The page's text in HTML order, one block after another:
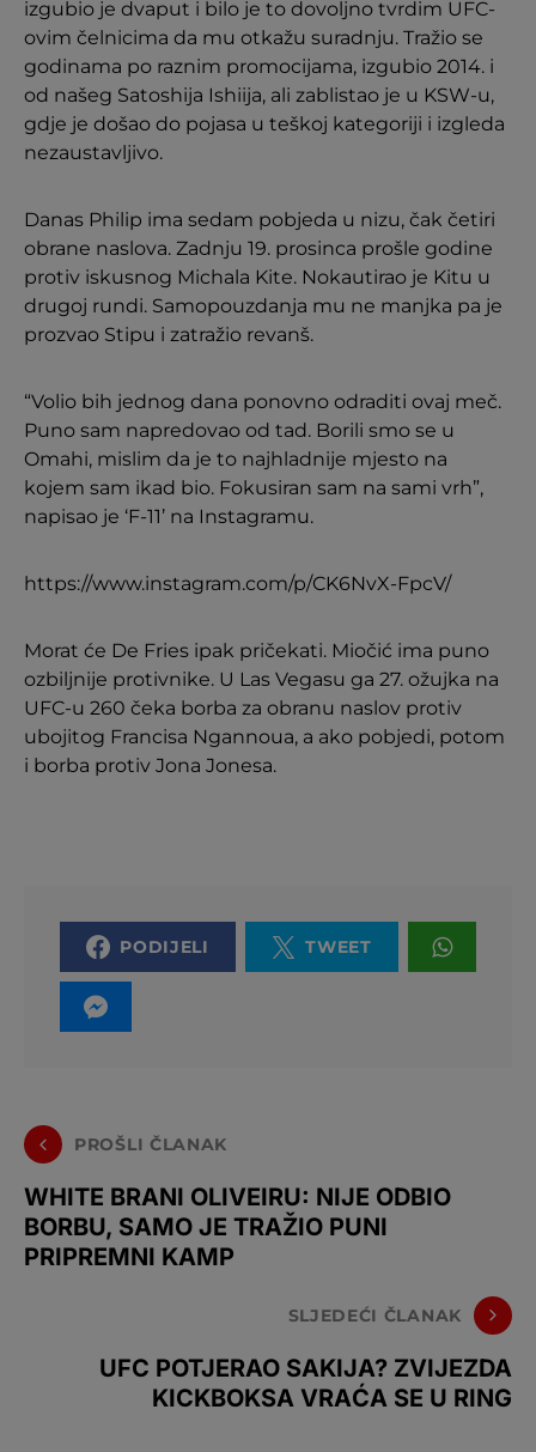
izgubio je dvaput i bilo je to dovoljno tvrdim UFC-
ovim čelnicima da mu otkažu suradnju. Tražio se
godinama po raznim promocijama, izgubio 2014. i
od našeg Satoshija Ishiija, ali zablistao je u KSW-u,
gdje je došao do pojasa u teškoj kategoriji i izgleda
nezaustavljivo.
Danas Philip ima sedam pobjeda u nizu, čak četiri
obrane naslova. Zadnju 19. prosinca prošle godine
protiv iskusnog Michala Kite. Nokautirao je Kitu u
drugoj rundi. Samopouzdanja mu ne manjka pa je
prozvao Stipu i zatražio revanš.
“Volio bih jednog dana ponovno odraditi ovaj meč.
Puno sam napredovao od tad. Borili smo se u
Omahi, mislim da je to najhladnije mjesto na
kojem sam ikad bio. Fokusiran sam na sami vrh”,
napisao je ‘F-11’ na Instagramu.
https://www.instagram.com/p/CK6NvX-FpcV/
Morat će De Fries ipak pričekati. Miočić ima puno
ozbiljnije protivnike. U Las Vegasu ga 27. ožujka na
UFC-u 260 čeka borba za obranu naslov protiv
ubojitog Francisa Ngannoua, a ako pobjedi, potom
i borba protiv Jona Jonesa.
PODIJELI TWEET
PROŠLI ČLANAK
WHITE BRANI OLIVEIRU: NIJE ODBIO
BORBU, SAMO JE TRAŽIO PUNI
PRIPREMNI KAMP
SLJEDEĆI ČLANAK
UFC POTJERAO SAKIJA? ZVIJEZDA
KICKBOKSA VRAĆA SE U RING